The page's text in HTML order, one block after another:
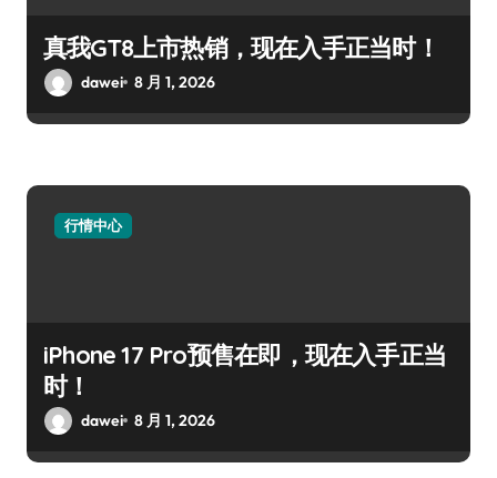
真我GT8上市热销，现在入手正当时！
dawei 8 月 1, 2026
行情中心
iPhone 17 Pro预售在即，现在入手正当
时！
dawei 8 月 1, 2026